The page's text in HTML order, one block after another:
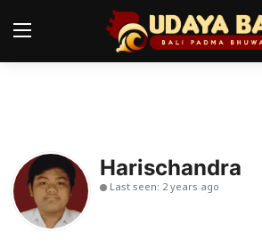
Pura
Desa Adat
Tradisi
Harischandra
Last seen: 2 years ago